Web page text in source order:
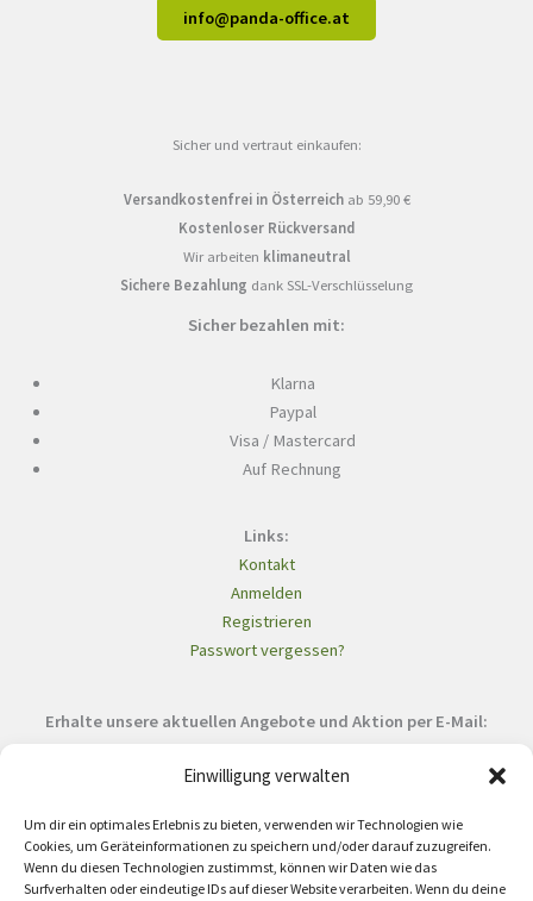
Einwilligung verwalten
Um dir ein optimales Erlebnis zu bieten, verwenden wir Technologien wie
Cookies, um Geräteinformationen zu speichern und/oder darauf zuzugreifen.
Wenn du diesen Technologien zustimmst, können wir Daten wie das
Surfverhalten oder eindeutige IDs auf dieser Website verarbeiten. Wenn du deine
info@panda-office.at
Sicher und vertraut einkaufen:
Versandkostenfrei in Österreichab 59,90 €
Kostenloser Rückversand
Wir arbeiten klimaneutral
Sichere Bezahlung dank SSL-Verschlüsselung
Sicher bezahlen mit:
Klarna
Paypal
Visa / Mastercard
Auf Rechnung
Links:
Kontakt
Anmelden
Registrieren
Passwort vergessen?
Erhalte unsere aktuellen Angebote und Aktion per E-Mail: